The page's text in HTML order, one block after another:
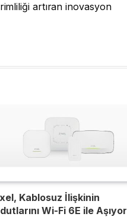
artıran inovasyon
Kablosuz İlişkinin
Wi-Fi 6E ile Aşıyor